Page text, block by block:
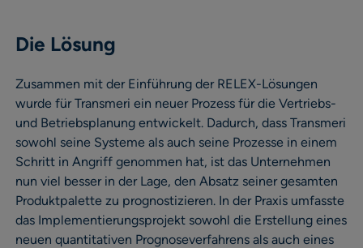
Die Lösung
Zusammen mit der Einführung der RELEX-Lösungen
wurde für Transmeri ein neuer Prozess für die Vertriebs-
und Betriebsplanung entwickelt. Dadurch, dass Transmeri
sowohl seine Systeme als auch seine Prozesse in einem
Schritt in Angriff genommen hat, ist das Unternehmen
nun viel besser in der Lage, den Absatz seiner gesamten
Produktpalette zu prognostizieren. In der Praxis umfasste
das Implementierungsprojekt sowohl die Erstellung eines
neuen quantitativen Prognoseverfahrens als auch eines